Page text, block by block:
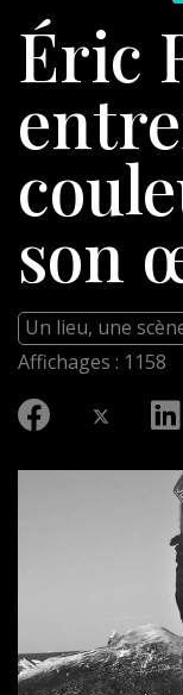
Éric
son
Un lieu, une
Affichages : 1158